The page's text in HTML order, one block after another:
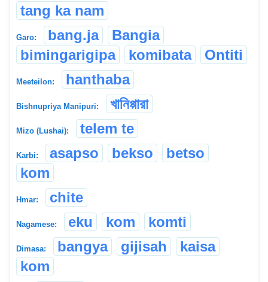
tang ka nam
Garo: bang.ja
Bangia
bimingarigipa
komibata Ontiti
Meeteilon: hanthaba
Bishnupriya Manipuri: খানিপ্পারা
Mizo (Lushai): telem te
Karbi: asapso bekso
betso
kom
Hmar: chite
Nagamese: eku kom komti
Dimasa: bangya gijisah
kaisa
kom